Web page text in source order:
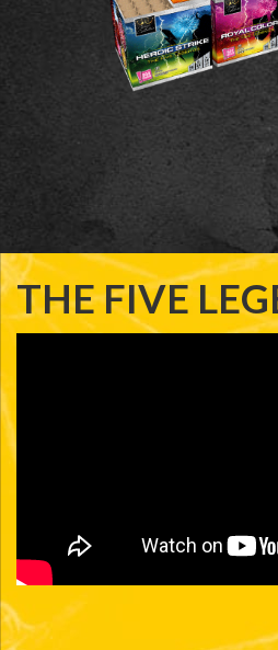
THE FIVE